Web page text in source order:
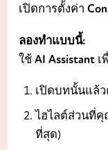
เปิดการตั้งค่า
ลองทำแบบนี้:
ใช้ AI Assistant เ
เปิดบทนั้นแล้
ไฮไลต์ส่วนที่คุ
ที่สุด)